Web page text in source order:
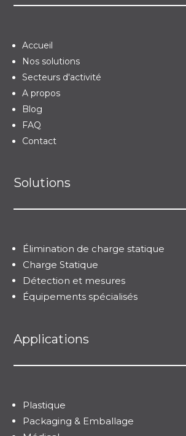
Accueil
Nos solutions
Secteurs d'activité
A propos
Blog
FAQ
Contact
Solutions
Élimination de charge statique
Charge Statique
Détection et mesures
Équipements spécialisés
Applications
Plastique
Packaging & Emballage